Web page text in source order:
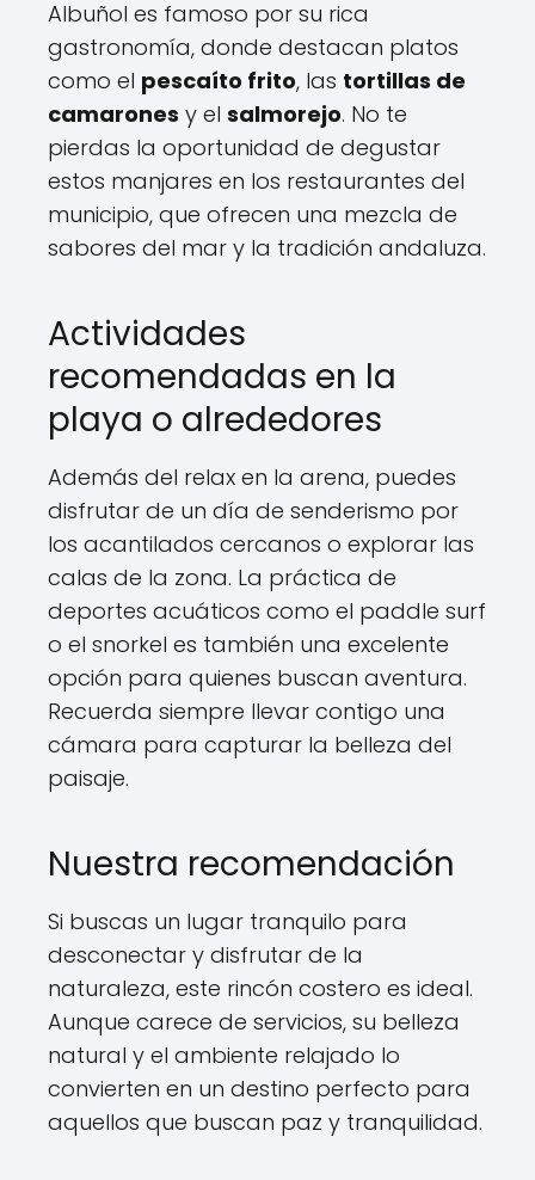
Albuñol es famoso por su rica
gastronomía, donde destacan platos
como el pescaíto frito, las tortillas de
camarones y el salmorejo. No te
pierdas la oportunidad de degustar
estos manjares en los restaurantes del
municipio, que ofrecen una mezcla de
sabores del mar y la tradición andaluza.
Actividades
recomendadas en la
playa o alrededores
Además del relax en la arena, puedes
disfrutar de un día de senderismo por
los acantilados cercanos o explorar las
calas de la zona. La práctica de
deportes acuáticos como el paddle surf
o el snorkel es también una excelente
opción para quienes buscan aventura.
Recuerda siempre llevar contigo una
cámara para capturar la belleza del
paisaje.
Nuestra recomendación
Si buscas un lugar tranquilo para
desconectar y disfrutar de la
naturaleza, este rincón costero es ideal.
Aunque carece de servicios, su belleza
natural y el ambiente relajado lo
convierten en un destino perfecto para
aquellos que buscan paz y tranquilidad.